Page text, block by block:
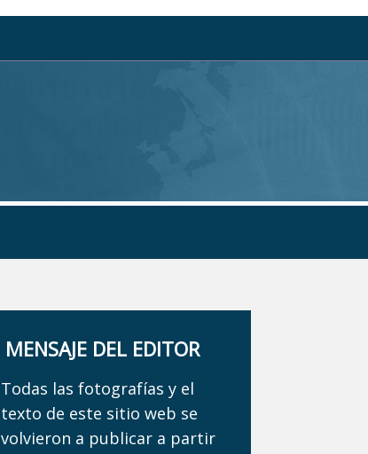
MENSAJE DEL EDITOR
Todas las fotografías y el
texto de este sitio web se
volvieron a publicar a partir